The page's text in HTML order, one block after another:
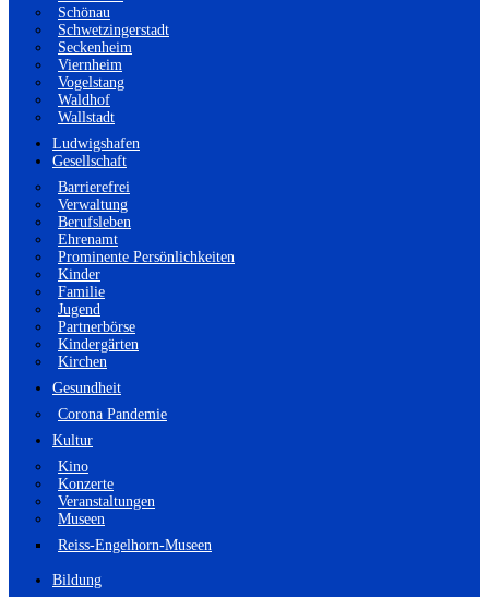
Schönau
Schwetzingerstadt
Seckenheim
Viernheim
Vogelstang
Waldhof
Wallstadt
Ludwigshafen
Gesellschaft
Barrierefrei
Verwaltung
Berufsleben
Ehrenamt
Prominente Persönlichkeiten
Kinder
Familie
Jugend
Partnerbörse
Kindergärten
Kirchen
Gesundheit
Corona Pandemie
Kultur
Kino
Konzerte
Veranstaltungen
Museen
Reiss-Engelhorn-Museen
Bildung